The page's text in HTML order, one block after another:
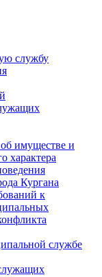
службу
имуществе и
характера
Кургана
к
службе